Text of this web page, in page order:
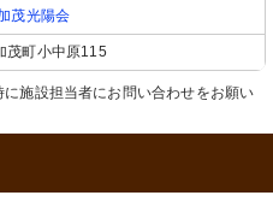
茂光陽会
茂町小中原115
施設担当者にお問い合わせをお願い